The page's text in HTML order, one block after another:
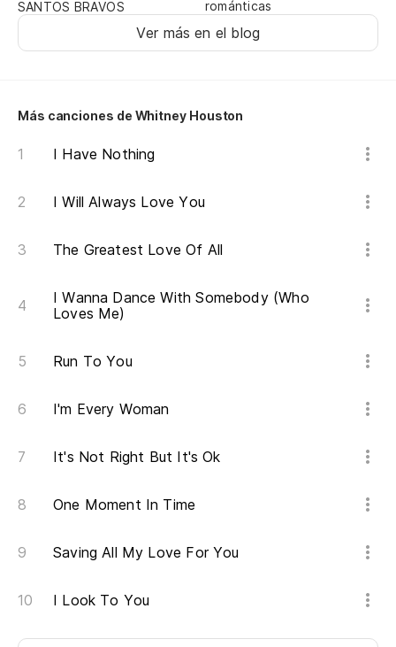
SANTOS BRAVOS
románticas
Ver más en el blog
Más canciones de Whitney Houston
I Have Nothing
I Will Always Love You
The Greatest Love Of All
I Wanna Dance With Somebody (Who
Loves Me)
Run To You
I'm Every Woman
It's Not Right But It's Ok
One Moment In Time
Saving All My Love For You
I Look To You